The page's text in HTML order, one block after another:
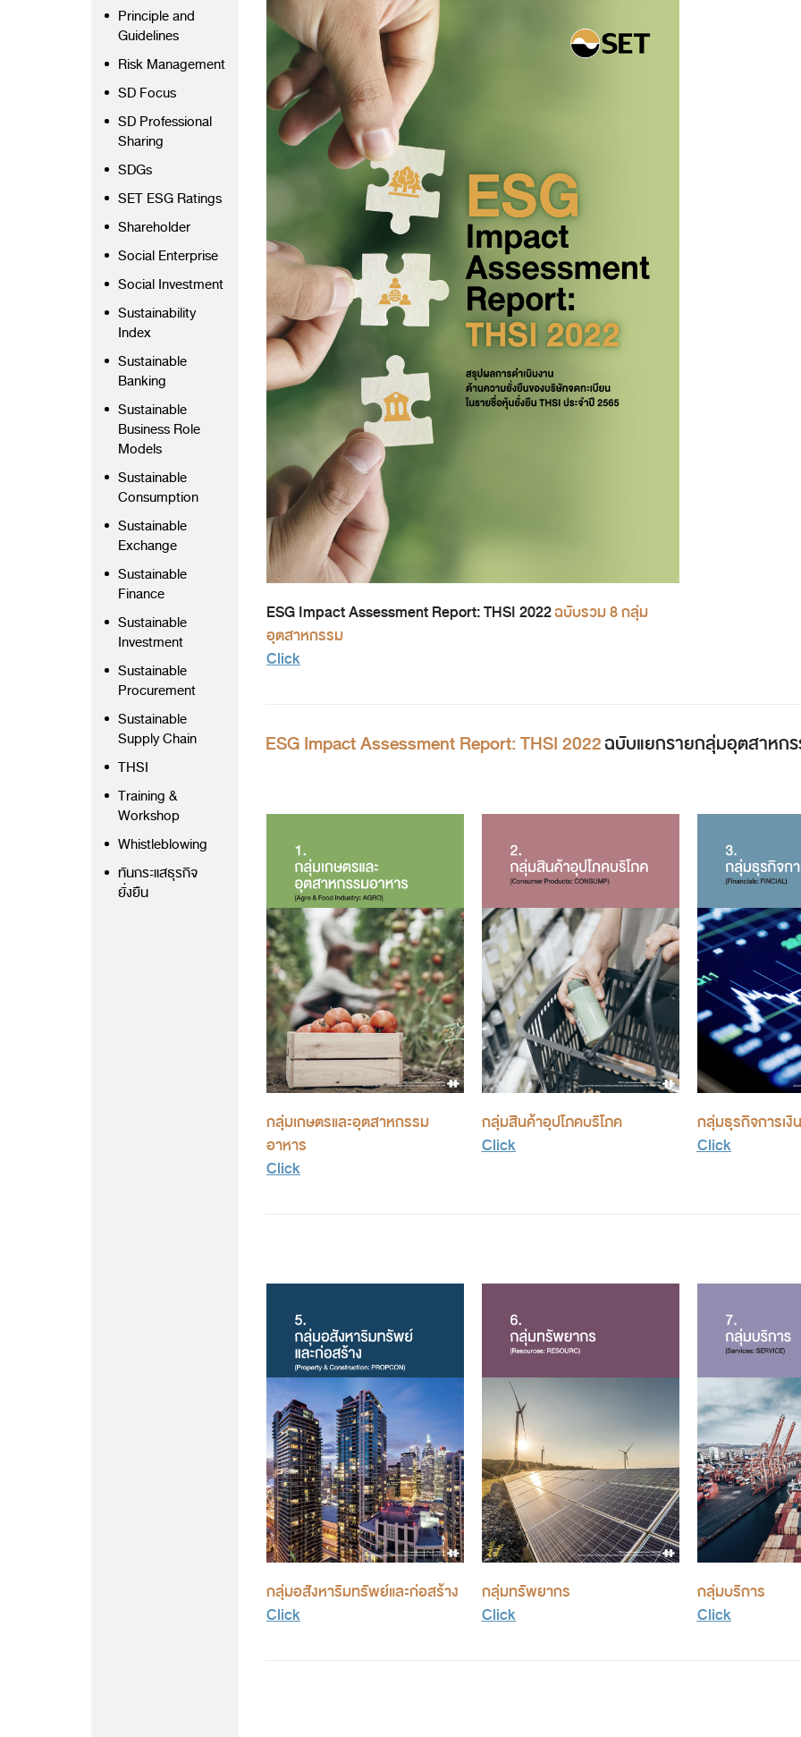
Principle and
Guidelines
Risk Management
SD Focus
SD Professional
Sharing
SDGs
SET ESG Ratings
Shareholder
Social Enterprise
Social Investment
Sustainability
Index
Sustainable
Banking
Sustainable
Business Role
Models
Sustainable
Consumption
Sustainable
Exchange
Sustainable
Finance
Sustainable
Investment
Sustainable
Procurement
Sustainable
Supply Chain
THSI
Training &
Workshop
Whistleblowing
ทันกระแสธุรกิจ
ยั่งยืน
ESG Impact Assessment Report: THSI 2022ฉบับรวม 8 กลุ่ม
อุตสาหกรรม
Click
ESG Impact Assessment Report: THSI 2022ฉบับแยกรายกลุ่มอุตสาหก
กลุ่มเกษตรและอุตสาหกรรม
อาหาร
Click
กลุ่มสินค้าอุปโภคบริโภค
Click
กลุ่มธุรกิจการเงิน
Click
กลุ่มอสังหาริมทรัพย์และก่อสร้าง
Click
กลุ่มทรัพยากร
Click
กลุ่มบริการ
Click